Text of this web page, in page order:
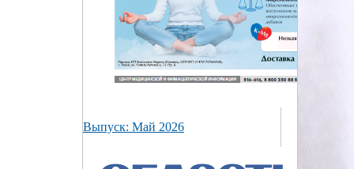
Выпуск: Май 2026